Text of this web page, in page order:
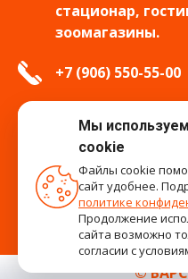
стационар,
зоомагазины.
+7 (906) 550-55-00
info.tver@bars-
©
Мы
cookie
Файлы cookie
сайт удобнее.
политике
Продолжение
сайта возможно
согласии с